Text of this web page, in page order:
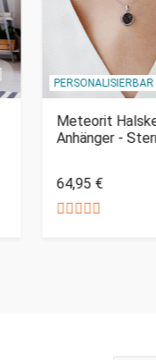
PERSONALISIERBAR
Meteorit
Anhänger -
64,95 €